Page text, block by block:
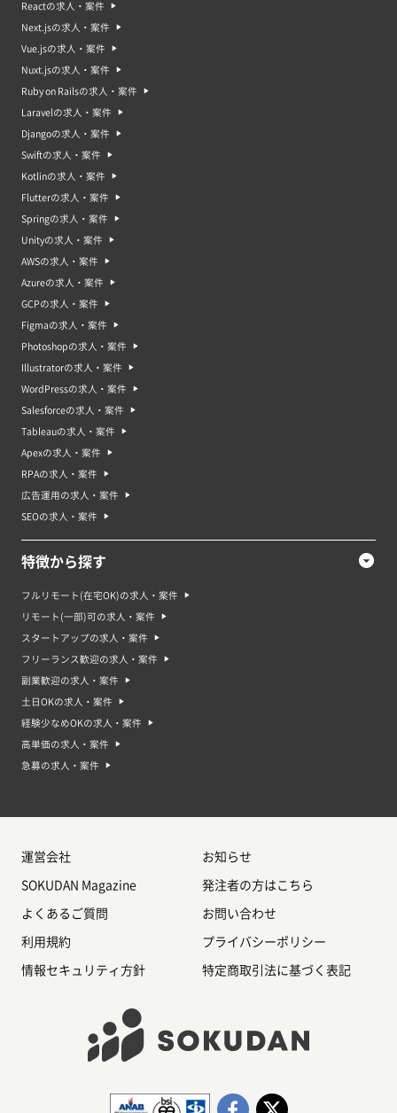
Reactの求人・案件
Next.jsの求人・案件
Vue.jsの求人・案件
Nuxt.jsの求人・案件
Ruby on Railsの求人・案件
Laravelの求人・案件
Djangoの求人・案件
Swiftの求人・案件
Kotlinの求人・案件
Flutterの求人・案件
Springの求人・案件
Unityの求人・案件
AWSの求人・案件
Azureの求人・案件
GCPの求人・案件
Figmaの求人・案件
Photoshopの求人・案件
Illustratorの求人・案件
WordPressの求人・案件
Salesforceの求人・案件
Tableauの求人・案件
Apexの求人・案件
RPAの求人・案件
広告運用の求人・案件
SEOの求人・案件
特徴から探す
フルリモート(在宅OK)の求人・案件
リモート(一部)可の求人・案件
スタートアップの求人・案件
フリーランス歓迎の求人・案件
副業歓迎の求人・案件
土日OKの求人・案件
経験少なめOKの求人・案件
高単価の求人・案件
急募の求人・案件
運営会社 お知らせ
SOKUDAN Magazine 発注者の方はこちら
よくあるご質問 お問い合わせ
利用規約 プライバシーポリシー
情報セキュリティ方針 特定商取引法に基づく表記